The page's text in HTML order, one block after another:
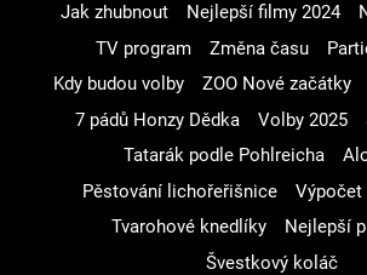
Jak zhubnout Nejlepší filmy 2024
TV program
Změna času
Kdy budou volby
ZOO Nové začátky
7 pádů Honzy Dědka
Volby 2025
Tatarák podle Pohlreicha
Pěstování lichořeřišnice
Výpočet
Tvarohové knedlíky
Nejlepší
Švestkový koláč